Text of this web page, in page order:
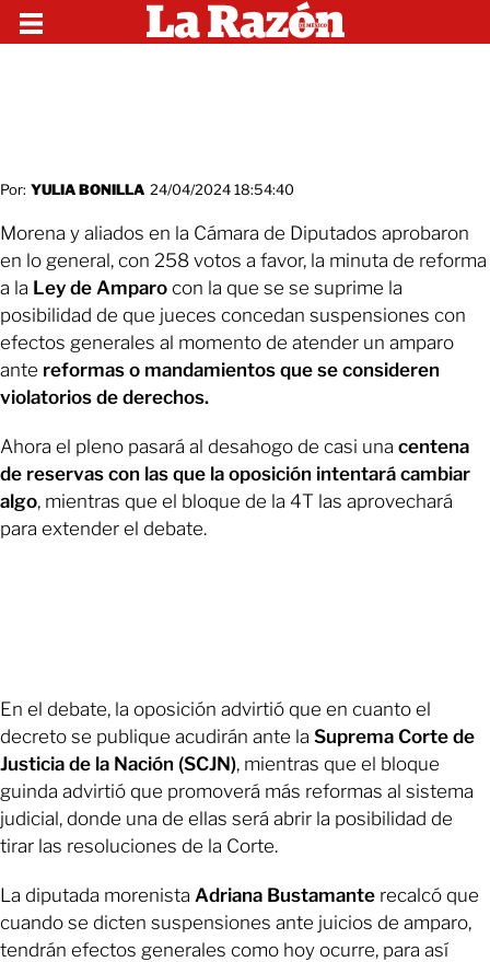
Por: YULIA BONILLA 24/04/2024 18:54:40
Morena y aliados en la Cámara de Diputados aprobaron
en lo general, con 258 votos a favor, la minuta de reforma
a la Ley de Amparo con la que se se suprime la
posibilidad de que jueces concedan suspensiones con
efectos generales al momento de atender un amparo
ante reformas o mandamientos que se consideren
violatorios de derechos.
Ahora el pleno pasará al desahogo de casi una centena
de reservas con las que la oposición intentará cambiar
algo, mientras que el bloque de la 4T las aprovechará
para extender el debate.
En el debate, la oposición advirtió que en cuanto el
decreto se publique acudirán ante la Suprema Corte de
Justicia de la Nación (SCJN), mientras que el bloque
guinda advirtió que promoverá más reformas al sistema
judicial, donde una de ellas será abrir la posibilidad de
tirar las resoluciones de la Corte.
La diputada morenista Adriana Bustamante recalcó que
cuando se dicten suspensiones ante juicios de amparo,
tendrán efectos generales como hoy ocurre, para así